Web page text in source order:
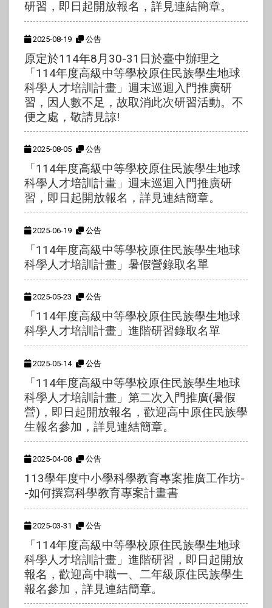
研習，即日起開放報名，詳見連結簡章。
2025-08-19 公告
原定於114年8月30-31日於臺中辦理之
「114年度高級中等學校原住民族學生地球
科學人才培訓計畫」週末巡迴入門推廣研
習，因人數不足，故取消此次研習活動。不
便之處，敬請見諒!
2025-08-05 公告
「114年度高級中等學校原住民族學生地球
科學人才培訓計畫」週末巡迴入門推廣研
習，即日起開放報名，詳見連結簡章。
2025-06-19 公告
「114年度高級中等學校原住民族學生地球
科學人才培訓計畫」暑假營錄取名單
2025-05-23 公告
「114年度高級中等學校原住民族學生地球
科學人才培訓計畫」進階研習錄取名單
2025-05-14 公告
「114年度高級中等學校原住民族學生地球
科學人才培訓計畫」第二次入門推廣(暑假
營)，即日起開放報名，歡迎高中原住民族學
生報名參加，詳見連結簡章。
2025-04-08 公告
113學年度中小學科學教育專案推廣工作坊-
-如何撰寫科學教育專案計畫書
2025-03-31 公告
「114年度高級中等學校原住民族學生地球
科學人才培訓計畫」進階研習，即日起開放
報名，歡迎高中職一、二年級原住民族學生
報名參加，詳見連結簡章。